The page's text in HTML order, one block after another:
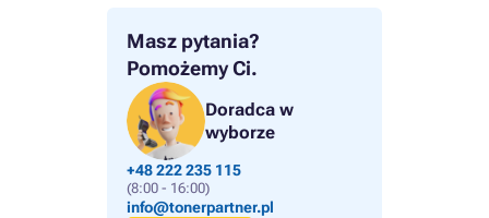
Masz pytania?
Pomożemy Ci.
Doradca w
wyborze
+48 222 235 115
(8:00 - 16:00)
info@tonerpartner.pl